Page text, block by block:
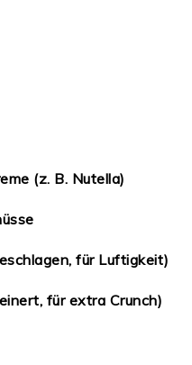
(z. B. Nutella)
für Luftigkeit)
für extra Crunch)